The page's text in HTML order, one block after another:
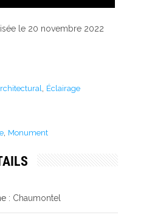
le 20 novembre 2022
Éclairage
Monument
: Chaumontel